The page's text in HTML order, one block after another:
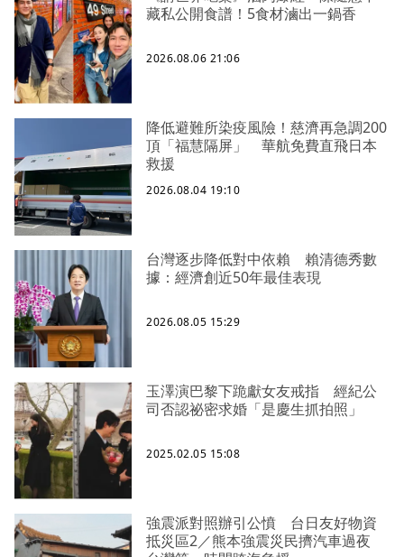
藏私公開食譜！5食材滷出一鍋香
2026.08.06 21:06
降低避難所染疫風險！慈濟再急調200
頂「福慧隔屏」 華航免費直飛日本
救援
2026.08.04 19:10
台灣逐步降低對中依賴 賴清德秀數
據：經濟創近50年最佳表現
2026.08.05 15:29
玉澤演巴黎下跪獻女友戒指 經紀公
司否認祕密求婚「是慶生抓拍照」
2025.02.05 15:08
強震派對照辦引公憤 台日友好物資
抵災區2／熊本強震災民擠汽車過夜